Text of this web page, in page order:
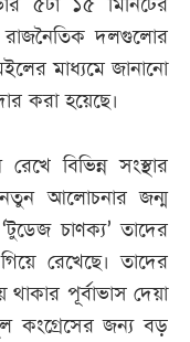
রাজনৈতিক দলগুলোর
মাধ্যমে জানানো
করা হয়েছে।
বিভিন্ন সংস্থার
আলোচনার জন্ম
চাণক্য’ তাদের
রেখেছে। তাদের
থাকার পূর্বাভাস দেয়া
কংগ্রেসের জন্য বড়